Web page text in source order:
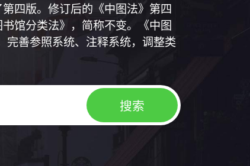
四版。修订后的《中图法》第四
馆分类法》，简称不变。《中图
完善参照系统、注释系统，调整类